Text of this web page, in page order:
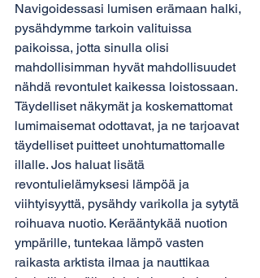
Navigoidessasi lumisen erämaan halki,
pysähdymme tarkoin valituissa
paikoissa, jotta sinulla olisi
mahdollisimman hyvät mahdollisuudet
nähdä revontulet kaikessa loistossaan.
Täydelliset näkymät ja koskemattomat
lumimaisemat odottavat, ja ne tarjoavat
täydelliset puitteet unohtumattomalle
illalle. Jos haluat lisätä
revontulielämyksesi lämpöä ja
viihtyisyyttä, pysähdy varikolla ja sytytä
roihuava nuotio. Kerääntykää nuotion
ympärille, tuntekaa lämpö vasten
raikasta arktista ilmaa ja nauttikaa